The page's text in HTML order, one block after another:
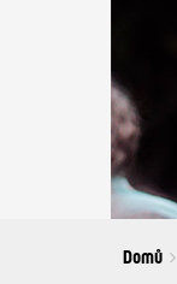
You
Domů